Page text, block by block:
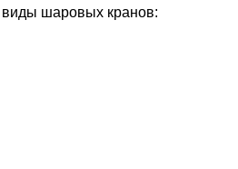
шаровых кранов: